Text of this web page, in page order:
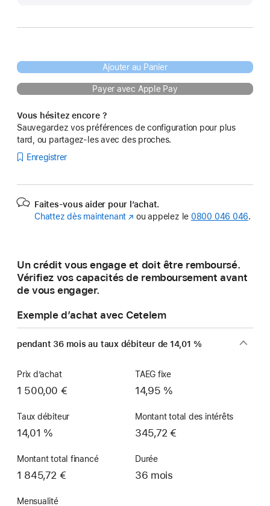
Ajouter au Panier
Payer avec Apple Pay
Vous hésitez encore ?
Sauvegardez vos préférences de configuration pour plus
tard, ou partagez-les avec des proches.
Enregistrer
Faites-vous aider pour l’achat.
Chattez dès maintenant (s’ouvre
fenêtre)
ou appelez le 0800 046 046.
Un crédit vous engage et doit être remboursé.
Vérifiez vos capacités de remboursement avant
de vous engager.
Exemple d’achat avec Cetelem
pendant 36 mois au taux débiteur de 14,01 %
Prix d’achat
1 500,00 €
TAEG fixe
14,95 %
Taux débiteur
14,01 %
Montant total des intérêts
345,72 €
Montant total financé
1 845,72 €
Durée
36 mois
Mensualité